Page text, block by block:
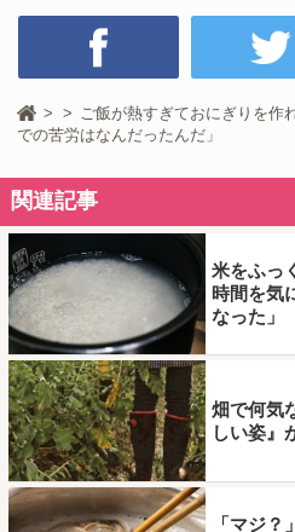
ご飯が熱すぎておにぎりを
での苦労はなんだったんだ」
関連記事
米をふっ
時間を気
なった」
畑で何気
しい姿』
「マジ